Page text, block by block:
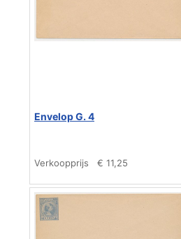
Envelop G. 4
Verkoopprijs € 11,25